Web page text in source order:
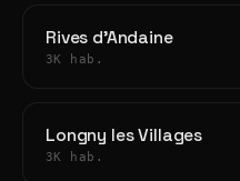
Rives d'Andaine
3K hab.
Longny les Villages
3K hab.